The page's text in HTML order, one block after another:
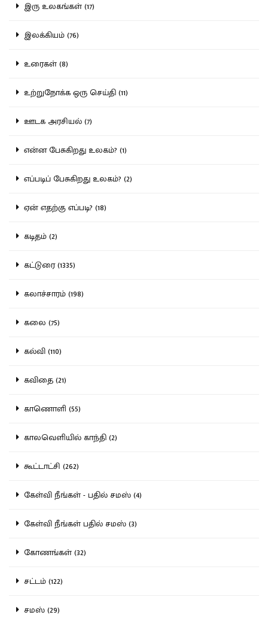
இரு உலகங்கள் (17)
இலக்கியம் (76)
உரைகள் (8)
உற்றுநோக்க ஒரு செய்தி (11)
ஊடக அரசியல் (7)
என்ன பேசுகிறது உலகம்? (1)
எப்படிப் பேசுகிறது உலகம்? (2)
ஏன் எதற்கு எப்படி? (18)
கடிதம் (2)
கட்டுரை (1335)
கலாச்சாரம் (198)
கலை (75)
கல்வி (110)
கவிதை (21)
காணொளி (55)
காலவெளியில் காந்தி (2)
கூட்டாட்சி (262)
கேள்வி நீங்கள் - பதில் சமஸ் (4)
கேள்வி நீங்கள் பதில் சமஸ் (3)
கோணங்கள் (32)
சட்டம் (122)
சமஸ் (29)